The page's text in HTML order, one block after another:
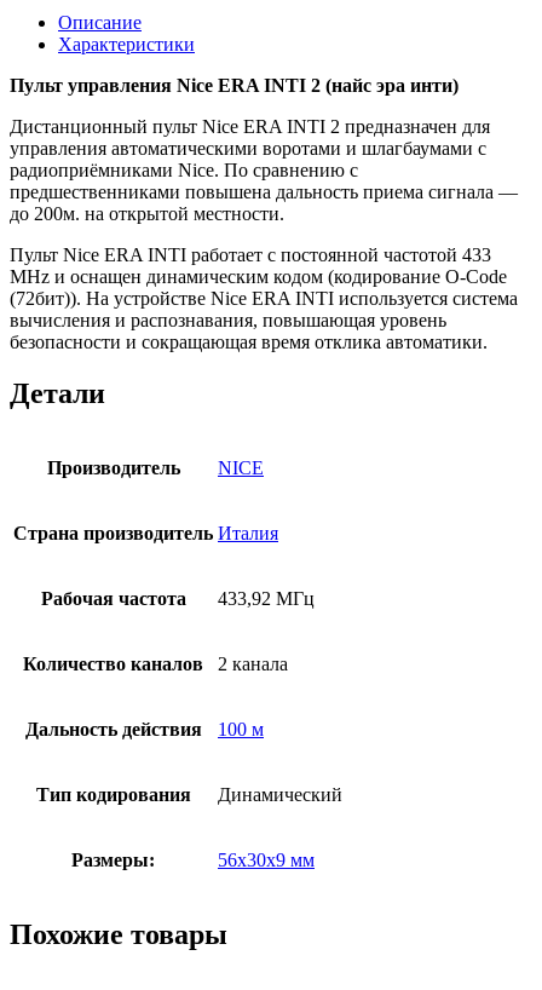
Описание
Характеристики
Пульт управления Nice ERA INTI 2 (найс эра инти)
Дистанционный пульт Nice ERA INTI 2 предназначен для
управления автоматическими воротами и шлагбаумами с
радиоприёмниками Nice. По сравнению с
предшественниками повышена дальность приема сигнала —
до 200м. на открытой местности.
Пульт Nice ERA INTI работает с постоянной частотой 433
MHz и оснащен динамическим кодом (кодирование O-Code
(72бит)). На устройстве Nice ERA INTI используется система
вычисления и распознавания, повышающая уровень
безопасности и сокращающая время отклика автоматики.
Детали
Производитель NICE
Страна производитель Италия
Рабочая частота 433,92 МГц
Количество каналов 2 канала
Дальность действия 100 м
Тип кодирования Динамический
Размеры: 56x30x9 мм
Похожие товары